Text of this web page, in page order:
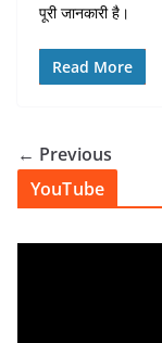
पूरी जानकारी है।
Read More
← Previous
YouTube